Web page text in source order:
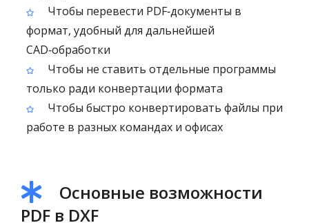
Чтобы перевести PDF‑документы в
формат, удобный для дальнейшей
CAD‑обработки
Чтобы не ставить отдельные программы
только ради конвертации формата
Чтобы быстро конвертировать файлы при
работе в разных командах и офисах
Основные возможности
PDF в DXF